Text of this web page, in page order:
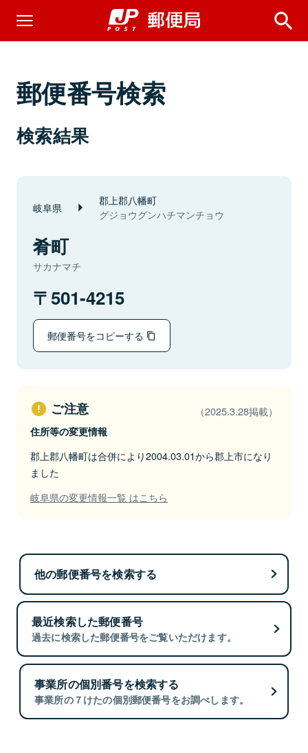
郵便番号検索
検索結果
岐阜県 郡上郡八幡町
グジョウグンハチマンチョウ
肴町
サカナマチ
501-4215
郵便番号をコピーする
ご注意 （2025.3.28掲載）
住所等の変更情報
郡上郡八幡町は合併により2004.03.01から郡上市になり
ました
岐阜県の変更情報一覧 はこちら
他の郵便番号を検索する
最近検索した郵便番号
過去に検索した郵便番号をご覧いただけます。
事業所の個別番号を検索する
事業所の７けたの個別郵便番号をお調べします。